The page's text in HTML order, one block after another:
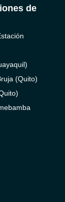
de
(Quito)